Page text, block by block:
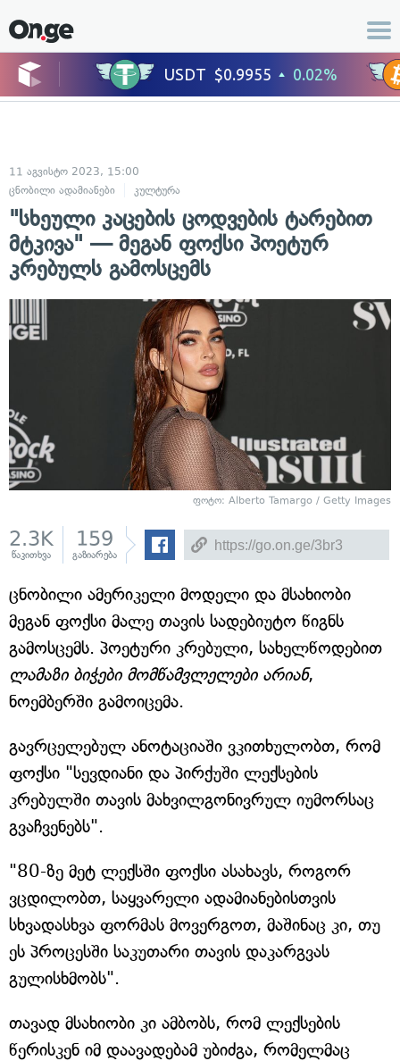
11 აგვისტო 2023, 15:00
ცნობილი ადამიანები
კულტურა
"სხეული კაცების ცოდვების ტარებით
მტკივა" — მეგან ფოქსი პოეტურ
კრებულს გამოსცემს
ფოტო: Alberto Tamargo / Getty Images
2.3K
წაკითხვა
159
გაზიარება
ცნობილი ამერიკელი მოდელი და მსახიობი
მეგან ფოქსი მალე თავის სადებიუტო წიგნს
გამოსცემს. პოეტური კრებული, სახელწოდებით
ლამაზი ბიჭები მომწამვლელები არიან,
ნოემბერში გამოიცემა.
გავრცელებულ ანოტაციაში ვკითხულობთ, რომ
ფოქსი "სევდიანი და პირქუში ლექსების
კრებულში თავის მახვილგონივრულ იუმორსაც
გვაჩვენებს".
"80-ზე მეტ ლექსში ფოქსი ასახავს, როგორ
ვცდილობთ, საყვარელი ადამიანებისთვის
სხვადასხვა ფორმას მოვერგოთ, მაშინაც კი, თუ
ეს პროცესში საკუთარი თავის დაკარგვას
გულისხმობს".
თავად მსახიობი კი ამბობს, რომ ლექსების
წერისკენ იმ დაავადებამ უბიძგა, რომელმაც